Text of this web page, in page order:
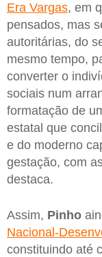
Era Vargas, em
pensados, mas
autoritárias, do
mesmo tempo,
converter o
sociais num
formatação de
estatal que
e do moderno
gestação, com
destaca.
Assim, Pinho
Nacional-
constituindo até